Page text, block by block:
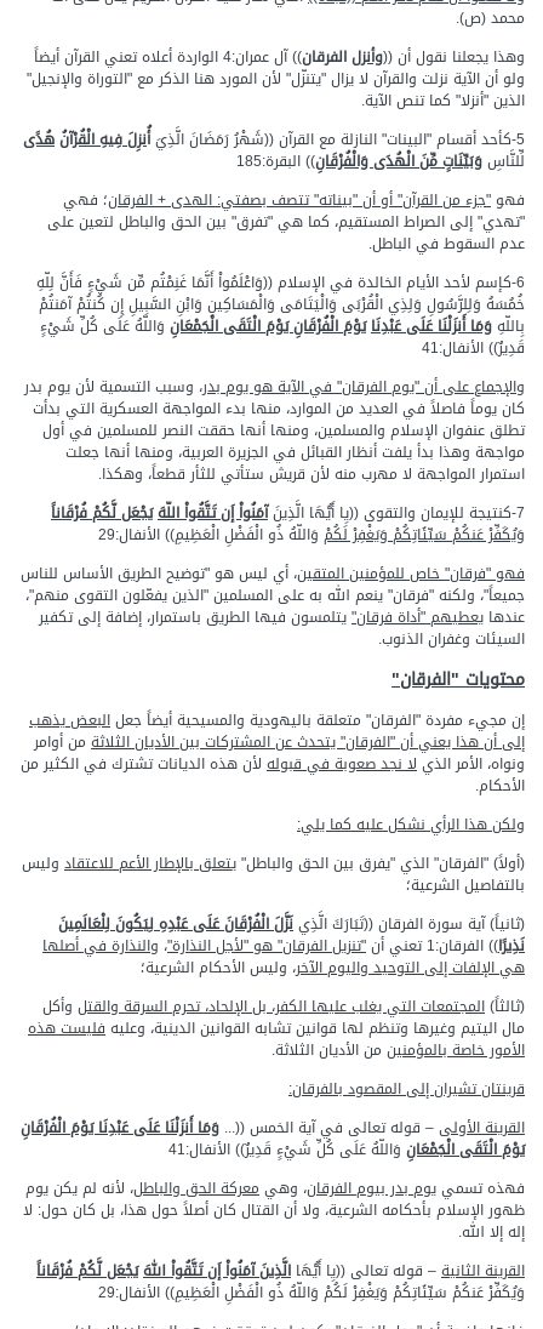
محمد (ص).
وهذا يجعلنا نقول أن ((وأنزلالفرقان )) آل عمران:4 الواردة أعلاه تعني القرآن أيضاً
ولو أن الآية نزلت والقرآن لا يزال "يتنزّل" لأن المورد هنا الذكر مع "التوراة والإنجيل"
الذين "أنزلا" كما تنص الآية.
5-كأحد أقسام "البينات" النازلة مع القرآن ((شَهْرُ رَمَضَانَ الَّذِيَ
أُنزِلَ فِيهِ الْقُرْآنُهُدًى
لِّلنَّاسِوَبَيِّنَاتٍ مِّنَ الْهُدَى وَالْفُرْقَانِ)) البقرة:185
فهو "جزء من القرآن" أو أن "بيناته" تتصف بصفتي: الهدى + الفرقان؛ فهي
"تهدي" إلى الصراط المستقيم، كما هي "تفرق" بين الحق والباطل لتعين على
عدم السقوط في الباطل.
6-كإسم لأحد الأيام الخالدة في الإسلام ((وَاعْلَمُواْ أَنَّمَا غَنِمْتُم مِّن شَيْءٍ فَأَنَّ لِلّهِ
خُمُسَهُ وَلِلرَّسُولِ وَلِذِي الْقُرْبَى وَالْيَتَامَى وَالْمَسَاكِينِ وَابْنِ السَّبِيلِ إِن كُنتُمْ آمَنتُمْ
بِاللّهِوَمَا أَنزَلْنَا عَلَى عَبْدِنَايَوْمَ الْفُرْقَانِ يَوْمَ الْتَقَى الْجَمْعَانِ وَاللّهُ عَلَى كُلِّ شَيْءٍ
قَدِيرٌ)) الأنفال:41
والإجماع على أن "يوم الفرقان" في الآية هو يوم بدر، وسبب التسمية لأن يوم بدر
كان يوماً فاصلاً في العديد من الموارد، منها بدء المواجهة العسكرية التي بدأت
تطلق عنفوان الإسلام والمسلمين، ومنها أنها حققت النصر للمسلمين في أول
مواجهة وهذا بدأ يلفت أنظار القبائل في الجزيرة العربية، ومنها أنها جعلت
استمرار المواجهة لا مهرب منه لأن قريش ستأتي للثأر قطعاً، وهكذا.
7-كنتيجة للإيمان والتقوى ((يِا أَيُّهَا الَّذِينَ
آمَنُواْ إَن تَتَّقُواْ اللّهَيَجْعَل لَّكُمْ فُرْقَاناً
وَيُكَفِّرْ عَنكُمْ سَيِّئَاتِكُمْ وَيَغْفِرْ لَكُمْ وَاللّهُ ذُو الْفَضْلِ الْعَظِيمِ)) الأنفال:29
فهو "فرقان" خاص للمؤمنين المتقين، أي ليس هو "توضيح الطريق الأساس للناس
جميعاً"، ولكنه "فرقان" ينعم الله به على المسلمين "الذين يفعّلون التقوى منهم"،
عندها يعطيهم "أداة فرقان"يتلمسون فيها الطريق باستمرار، إضافة إلى تكفير
السيئات وغفران الذنوب.
محتويات "الفرقان"
إن مجيء مفردة "الفرقان" متعلقة باليهودية والمسيحية أيضاً جعلالبعضيذهب
إلى أن هذا يعني أن "الفرقان" يتحدث عن المشتركات بين الأديان الثلاثة من أوامر
ونواه، الأمر الذيلا نجد صعوبة في قبوله لأن هذه الديانات تشترك في الكثير من
الأحكام.
ولكن هذا الرأي نشكل عليه كما يلي:
(أولاً) "الفرقان" الذي "يفرق بين الحق والباطل" يتعلق بالإطار الأعم للاعتقاد وليس
بالتفاصيل الشرعية؛
(ثانياً) آية سورة الفرقان ((تَبَارَكَ الَّذِينَزَّلَ الْفُرْقَانَ عَلَى عَبْدِهِ لِيَكُونَ لِلْعَالَمِينَ
نَذِيرًا)) الفرقان:1 تعني أن "تنزيل الفرقان" هو "لأجل النذارة"، والنذارة في أصلها
هي الإلفات إلى التوحيد واليوم الآخر، وليس الأحكام الشرعية؛
(ثالثاً)المجتمعات التي يغلب عليها الكفر، بل الإلحاد، تحرم السرقة والقتل وأكل
مال اليتيم وغيرها وتنظم لها قوانين تشابه القوانين الدينية، وعليهفليست هذه
الأمور خاصة بالمؤمنين من الأديان الثلاثة.
قرينتان تشيران إلى المقصود بالفرقان:
القرينة الأولى– قوله تعالى في آية الخمس ((... وَمَا أَنزَلْنَا عَلَى عَبْدِنَا يَوْمَ الْفُرْقَانِ
يَوْمَ الْتَقَى الْجَمْعَانِ وَاللّهُ عَلَى كُلِّ شَيْءٍ قَدِيرٌ)) الأنفال:41
فهذه تسمييوم بدر بيوم الفرقان، وهيمعركة الحق والباطل، لأنه لم يكن يوم
ظهور الإسلام بأحكامه الشرعية، ولا أن القتال كان أصلاً حول هذا، بل كان حول: لا
إله إلا الله.
القرينة الثانية– قوله تعالى ((يِا أَيُّهَا الَّذِينَ آمَنُواْ إَن تَتَّقُواْ اللهَيَجْعَل لَّكُمْ فُرْقَاناً
وَيُكَفِّرْ عَنكُمْ سَيِّئَاتِكُمْ وَيَغْفِرْ لَكُمْ وَاللّهُ ذُو الْفَضْلِ الْعَظِيمِ)) الأنفال:29